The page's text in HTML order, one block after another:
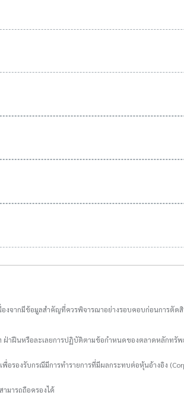
องจากมีข้อมูลสำคัญที่ควรพิจารณาอย่างรอบคอบก่อนการตัด
ฝ่าฝืนหรือละเลยการปฏิบัติตามข้อกำหนดของตลาดหลักทรั
อรองรับกรณีมีการทำรายการที่มีผลกระทบต่อหุ้นอ้างอิง
มารถถือครองได้